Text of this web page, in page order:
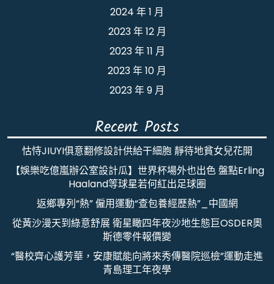
2024 年 1 月
2023 年 12 月
2023 年 11 月
2023 年 10 月
2023 年 9 月
Recent Posts
怙恃JIUYI俱意翻修設計供給干細胞 靜待地貧女兒花開
【娛樂吃億嵐辦公室設計瓜】世界杯場外也出色 盤點Erling
Haaland等球星若何紅出足球圈
返鄉專列“熱” 僱用運動“查包養經歷熱”_中國網
從黃沙漫天到綠意舒展 衛星瞰四年夜沙地生態巨OSDER奧
斯德零件報價變
“醫校齊心護芳華，安康賦能向將來秀傳醫院巡檢”運動走進
青島理工年夜學